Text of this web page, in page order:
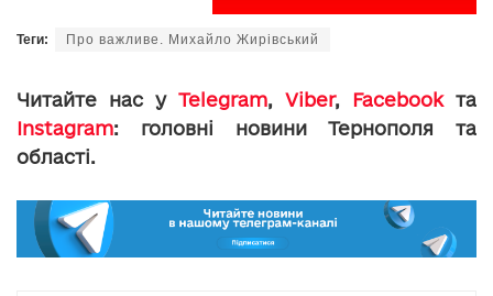
Теги: Про важливе. Михайло Жирівський
Читайте нас у Telegram, Viber, Facebookта
Instagram: головні новини Тернополя та
області.